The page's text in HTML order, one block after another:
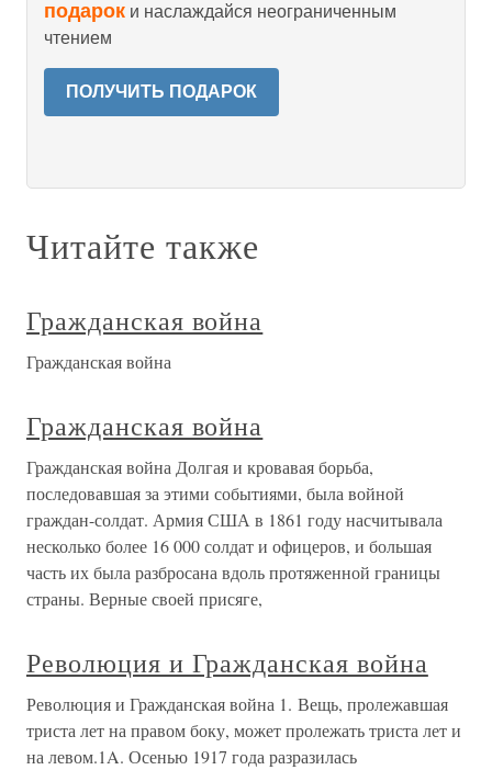
подарок и наслаждайся неограниченным
чтением
ПОЛУЧИТЬ ПОДАРОК
Читайте также
Гражданская война
Гражданская война
Гражданская война
Гражданская война Долгая и кровавая борьба,
последовавшая за этими событиями, была войной
граждан-солдат. Армия США в 1861 году насчитывала
несколько более 16 000 солдат и офицеров, и большая
часть их была разбросана вдоль протяженной границы
страны. Верные своей присяге,
Революция и Гражданская война
Революция и Гражданская война 1. Вещь, пролежавшая
триста лет на правом боку, может пролежать триста лет и
на левом.1A. Осенью 1917 года разразилась